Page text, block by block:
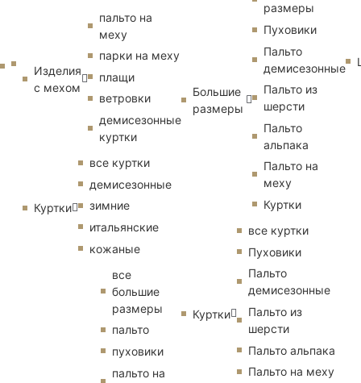
Изделия
с мехом
пальто на
меху
парки на меху
плащи
ветровки
демисезонные
куртки
Куртки
все куртки
демисезонные
зимние
итальянские
кожаные
все
большие
размеры
пальто
пуховики
пальто на
Большие
размеры
размеры
Пуховики
Пальто
демисезонные
Пальто из
шерсти
Пальто
альпака
Пальто на
меху
Куртки
Куртки
все куртки
Пуховики
Пальто
демисезонные
Пальто из
шерсти
Пальто альпака
Пальто на меху